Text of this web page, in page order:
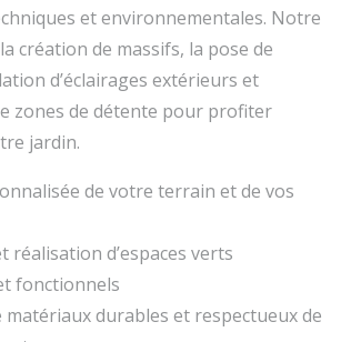
et environnementales. Notre
création de massifs, la pose de
d’éclairages extérieurs et
zones de détente pour profiter
jardin.
de votre terrain et de vos
réalisation d’espaces verts
fonctionnels
durables et respectueux de